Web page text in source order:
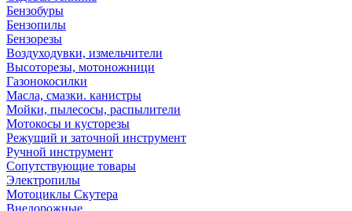
Бензобуры
Бензопилы
Бензорезы
Воздуходувки, измельчители
Высоторезы, мотоножници
Газонокосилки
Масла, смазки. канистры
Мойки, пылесосы, распылители
Мотокосы и кусторезы
Режущий и заточной инструмент
Ручной инструмент
Сопутствующие товары
Электропилы
Мотоциклы Скутера
Внедорожные